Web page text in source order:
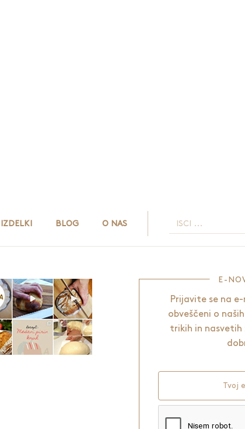
BLOG O NAS
E-
Prijavite se na
obveščeni o
trikih in nasvetih
Tvoj